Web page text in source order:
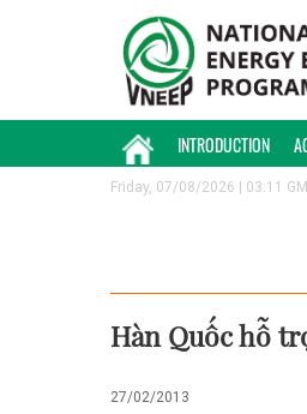
INTRODUCTION
Friday, 07/08/2026 | 03:11
Hàn Quốc hỗ
27/02/2013